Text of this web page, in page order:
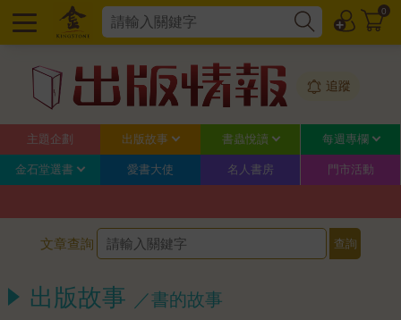
0
追蹤
主題企劃 出版故事 書蟲悅讀 每週專欄
金石堂選書 愛書大使 名人書房 門市活動
文章查詢
出版故事 ／書的故事